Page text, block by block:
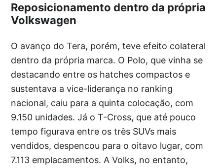
Reposicionamento dentro da própria
Volkswagen
O avanço do Tera, porém, teve efeito colateral
dentro da própria marca. O Polo, que vinha se
destacando entre os hatches compactos e
sustentava a vice-liderança no ranking
nacional, caiu para a quinta colocação, com
9.150 unidades. Já o T-Cross, que até pouco
tempo figurava entre os três SUVs mais
vendidos, despencou para o oitavo lugar, com
7.113 emplacamentos. A Volks, no entanto,